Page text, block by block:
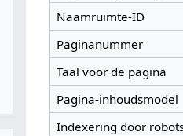
Naamruimte-ID
Paginanummer
Taal voor de pagina
Pagina-inhoudsmodel
Indexering door